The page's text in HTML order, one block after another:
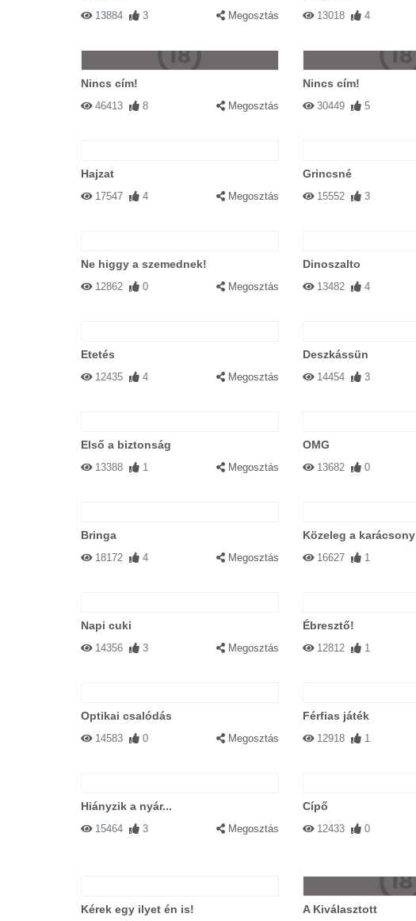
13884 3 Megosztás 13018 4
Nincs cím!
46413 8 Megosztás
Nincs cím!
30449 5
Hajzat
17547 4 Megosztás
Grincsné
15552 3
Ne higgy a szemednek!
12862 0 Megosztás
Dinoszalto
13482 4
Etetés
12435 4 Megosztás
Deszkássün
14454 3
Első a biztonság
13388 1 Megosztás
OMG
13682 0
Bringa
18172 4 Megosztás
Közeleg a karácsony
16627 1
Napi cuki
14356 3 Megosztás
Ébresztő!
12812 1
Optikai csalódás
14583 0 Megosztás
Férfias játék
12918 1
Hiányzik a nyár...
15464 3 Megosztás
Cípő
12433 0
Kérek egy ilyet én is! A Kiválasztott